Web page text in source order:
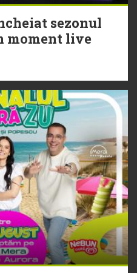
Theo Rose -
sezonul
moment live